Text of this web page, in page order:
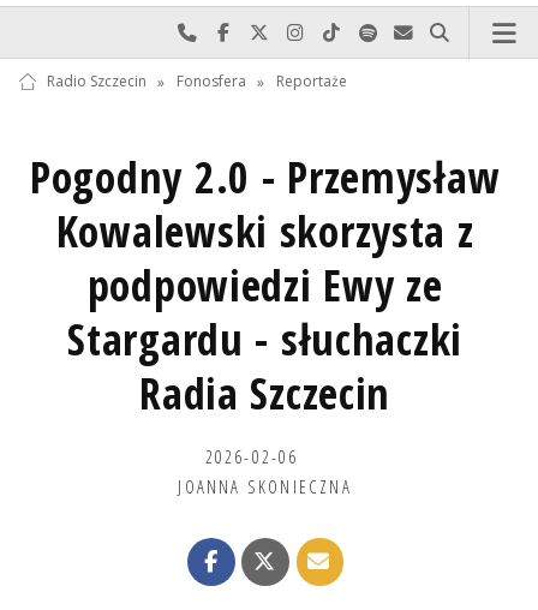
Najlepiej po prostu do nas zadzwoń
Odwiedź nas na Facebook-u
Odwiedź nas na X
Odwiedź nas na Instagram-ie
Odwiedź nas na TikTok-u
Szukaj nas na Spotify
Wyślij do nas
Szukaj
Radio Szczecin » Fonosfera » Reportaże
Pogodny 2.0 - Przemysław
Kowalewski skorzysta z
podpowiedzi Ewy ze
Stargardu - słuchaczki
Radia Szczecin
2026-02-06
JOANNA SKONIECZNA